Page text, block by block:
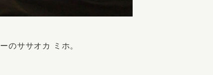
のササオカ ミホ。